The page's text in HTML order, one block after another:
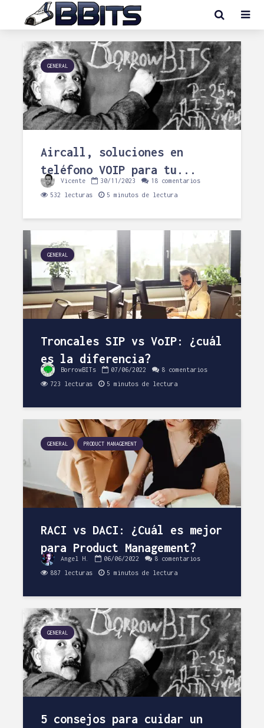
GENERAL
Aircall, soluciones en
teléfono VOIP para tu...
Vicente 30/11/2023 18 comentarios
532 lecturas 5 minutos de lectura
GENERAL
Troncales SIP vs VoIP: ¿cuál
es la diferencia?
BorrowBITs 07/06/2022 8 comentarios
723 lecturas 5 minutos de lectura
GENERAL PRODUCT MANAGEMENT
RACI vs DACI: ¿Cuál es mejor
para Product Management?
Angel H. 06/06/2022 8 comentarios
887 lecturas 5 minutos de lectura
GENERAL
5 consejos para cuidar un